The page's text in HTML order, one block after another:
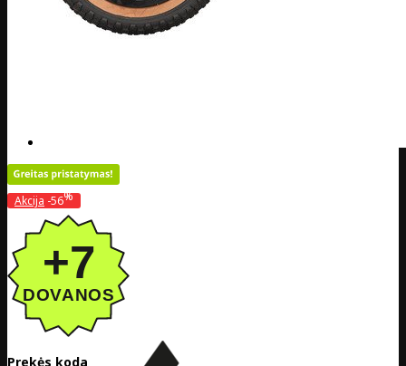
Akcija -56%
Prekės kodas:
DE20-525-00160